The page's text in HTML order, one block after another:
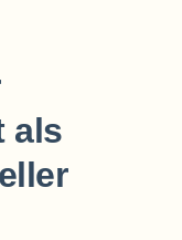
als